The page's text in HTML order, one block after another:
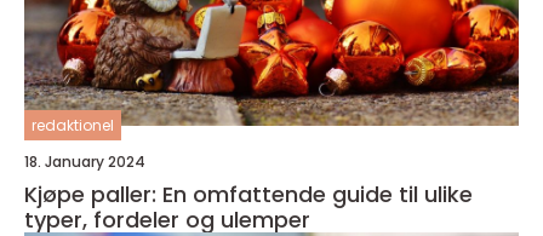
redaktionel
18. January 2024
Kjøpe paller: En omfattende guide til ulike
typer, fordeler og ulemper